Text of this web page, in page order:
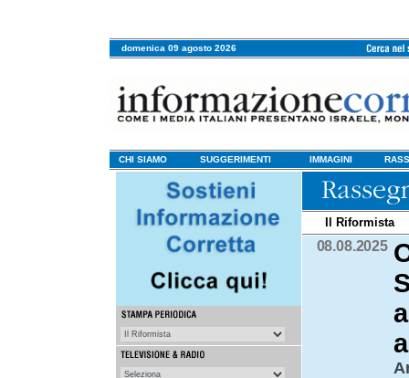
domenica 09 agosto 2026
CHI SIAMO SUGGERIMENTI IMMAGINI
Il Riformista
08.08.2025